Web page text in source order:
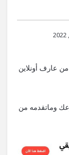
سهلا بك في ملخص الحلقة رقم (202) من عارف أونلاين
وماتقدمه من